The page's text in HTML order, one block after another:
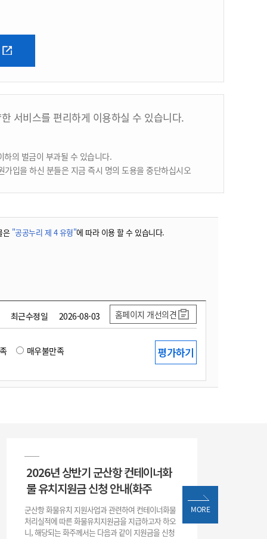
서비스를 편리하게 이용하실 수 있습니다.
의 벌금이 부과될 수 있습니다.
입을 하신 분들은 지금 즉시 명의 도용을 중단하십시오
은 "공공누리 제 4 유형"에 따라 이용 할 수 있습니다.
최근수정일 2026-08-03 홈페이지 개선의견
매우불만족
2026년 상반기 군산항 컨테이너화
물 유치지원금 신청 안내(화주
군산항 화물유치 지원사업과 관련하여 컨테이너화물
처리실적에 따른 화물유치지원금을 지급하고자 하오
니, 해당되는 화주께서는 다음과 같이 지원금을 신청
MORE